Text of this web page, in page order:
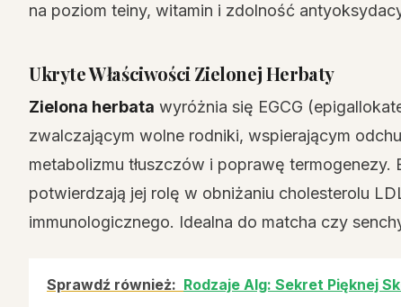
na poziom teiny, witamin i zdolność
Ukryte Właściwości Zielonej Herbaty
Zielona herbata wyróżnia się EGCG
zwalczającym wolne rodniki, wspierającym
metabolizmu tłuszczów i poprawę
potwierdzają jej rolę w obniżaniu cholesterolu
immunologicznego. Idealna do matcha czy
Sprawdź również: Rodzaje Alg: Sekret Pięknej